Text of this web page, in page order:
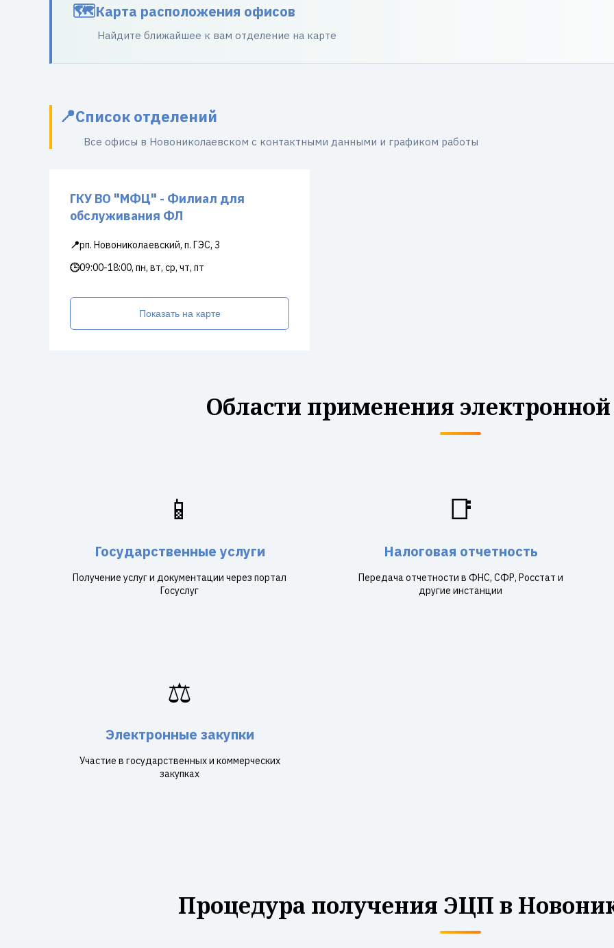
Карта расположения офисов
Найдите ближайшее к вам отделение на карте
Список отделений
Все офисы в Новониколаевском с контактными данными и графиком работы
ГКУ ВО "МФЦ" - Филиал для
обслуживания ФЛ
📍рп. Новониколаевский, п. ГЭС, 3
🕒09:00-18:00, пн, вт, ср, чт, пт
Показать на карте
Области применения
📱
Государственные услуги
Получение услуг и документации через портал
Госуслуг
📑
Налоговая отчетность
Передача отчетности в ФНС, СФР, Росстат и
другие инстанции
⚖️
Электронные закупки
Участие в государственных и коммерческих
закупках
Процедура получения ЭЦП в